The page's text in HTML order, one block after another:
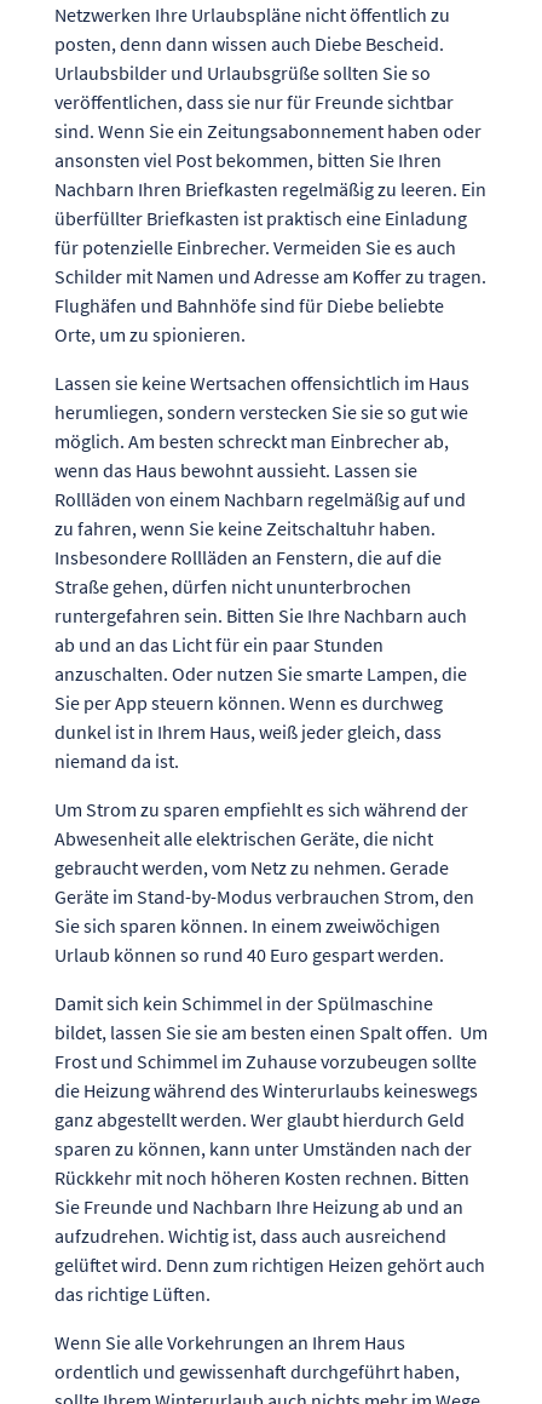
Netzwerken Ihre Urlaubspläne nicht öffentlich zu
posten, denn dann wissen auch Diebe Bescheid.
Urlaubsbilder und Urlaubsgrüße sollten Sie so
veröffentlichen, dass sie nur für Freunde sichtbar
sind. Wenn Sie ein Zeitungsabonnement haben oder
ansonsten viel Post bekommen, bitten Sie Ihren
Nachbarn Ihren Briefkasten regelmäßig zu leeren. Ein
überfüllter Briefkasten ist praktisch eine Einladung
für potenzielle Einbrecher. Vermeiden Sie es auch
Schilder mit Namen und Adresse am Koffer zu tragen.
Flughäfen und Bahnhöfe sind für Diebe beliebte
Orte, um zu spionieren.
Lassen sie keine Wertsachen offensichtlich im Haus
herumliegen, sondern verstecken Sie sie so gut wie
möglich. Am besten schreckt man Einbrecher ab,
wenn das Haus bewohnt aussieht. Lassen sie
Rollläden von einem Nachbarn regelmäßig auf und
zu fahren, wenn Sie keine Zeitschaltuhr haben.
Insbesondere Rollläden an Fenstern, die auf die
Straße gehen, dürfen nicht ununterbrochen
runtergefahren sein. Bitten Sie Ihre Nachbarn auch
ab und an das Licht für ein paar Stunden
anzuschalten. Oder nutzen Sie smarte Lampen, die
Sie per App steuern können. Wenn es durchweg
dunkel ist in Ihrem Haus, weiß jeder gleich, dass
niemand da ist.
Um Strom zu sparen empfiehlt es sich während der
Abwesenheit alle elektrischen Geräte, die nicht
gebraucht werden, vom Netz zu nehmen. Gerade
Geräte im Stand-by-Modus verbrauchen Strom, den
Sie sich sparen können. In einem zweiwöchigen
Urlaub können so rund 40 Euro gespart werden.
Damit sich kein Schimmel in der Spülmaschine
bildet, lassen Sie sie am besten einen Spalt offen. Um
Frost und Schimmel im Zuhause vorzubeugen sollte
die Heizung während des Winterurlaubs keineswegs
ganz abgestellt werden. Wer glaubt hierdurch Geld
sparen zu können, kann unter Umständen nach der
Rückkehr mit noch höheren Kosten rechnen. Bitten
Sie Freunde und Nachbarn Ihre Heizung ab und an
aufzudrehen. Wichtig ist, dass auch ausreichend
gelüftet wird. Denn zum richtigen Heizen gehört auch
das richtige Lüften.
Wenn Sie alle Vorkehrungen an Ihrem Haus
ordentlich und gewissenhaft durchgeführt haben,